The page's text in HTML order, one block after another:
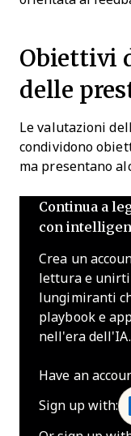
Obiettivi
delle
Le valutazioni
condividono
ma presentano
Continua a
con
Crea un
lettura e
lungimiranti
playbook e
nell'era dell'IA.
Have an
Sign up with: